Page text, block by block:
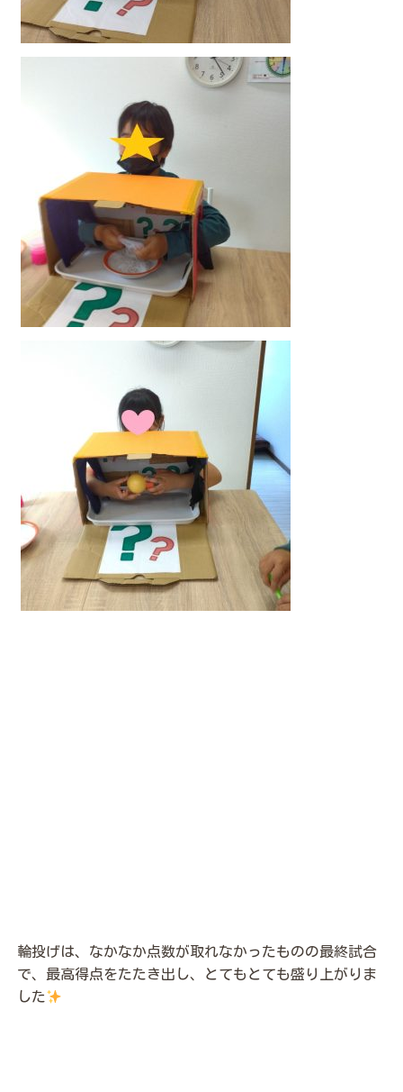
輪投げは、なかなか点数が取れなかったものの最終試合
で、最高得点をたたき出し、とてもとても盛り上がりま
した